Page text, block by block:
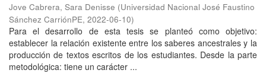
Jove Cabrera, Sara Denisse (Universidad Nacional José Faustino
Sánchez CarriónPE, 2022-06-10)
Para el desarrollo de esta tesis se planteó como objetivo:
establecer la relación existente entre los saberes ancestrales y la
producción de textos escritos de los estudiantes. Desde la parte
metodológica: tiene un carácter ...